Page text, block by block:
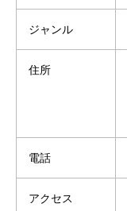
ジャンル
住所
電話
アクセス